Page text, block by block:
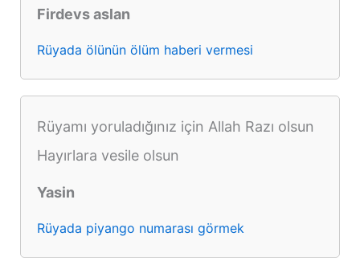
Firdevs aslan
Rüyada ölünün ölüm haberi vermesi
Rüyamı yoruladığınız için Allah Razı olsun
Hayırlara vesile olsun
Yasin
Rüyada piyango numarası görmek